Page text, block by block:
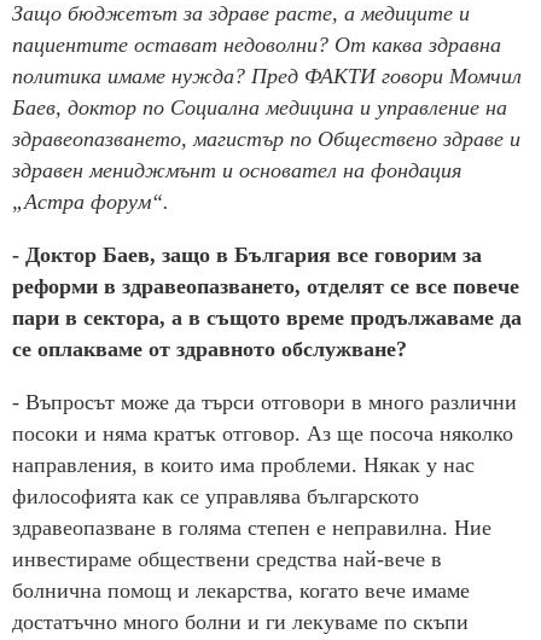
Защо бюджетът за здраве расте, а медиците и
пациентите остават недоволни? От каква здравна
политика имаме нужда? Пред ФАКТИ говори Момчил
Баев, доктор по Социална медицина и управление на
здравеопазването, магистър по Обществено здраве и
здравен мениджмънт и основател на фондация
„Астра форум“.
- Доктор Баев, защо в България все говорим за
реформи в здравеопазването, отделят се все повече
пари в сектора, а в същото време продължаваме да
се оплакваме от здравното обслужване?
- Въпросът може да търси отговори в много различни
посоки и няма кратък отговор. Аз ще посоча няколко
направления, в които има проблеми. Някак у нас
философията как се управлява българското
здравеопазване в голяма степен е неправилна. Ние
инвестираме обществени средства най-вече в
болнична помощ и лекарства, когато вече имаме
достатъчно много болни и ги лекуваме по скъпи